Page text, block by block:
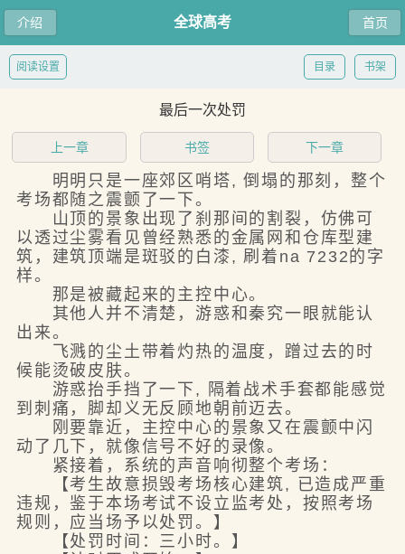
介绍 首页
全球高考
书架
目录
阅读设置
最后一次处罚
上一章 书签 下一章
明明只是一座郊区哨塔, 倒塌的那刻，整个
考场都随之震颤了一下。
山顶的景象出现了刹那间的割裂，仿佛可
以透过尘雾看见曾经熟悉的金属网和仓库型建
筑，建筑顶端是斑驳的白漆, 刷着na 7232的字
样。
那是被藏起来的主控中心。
其他人并不清楚，游惑和秦究一眼就能认
出来。
飞溅的尘土带着灼热的温度，蹭过去的时
候能烫破皮肤。
游惑抬手挡了一下, 隔着战术手套都能感觉
到刺痛，脚却义无反顾地朝前迈去。
刚要靠近，主控中心的景象又在震颤中闪
动了几下，就像信号不好的录像。
紧接着，系统的声音响彻整个考场：
【考生故意损毁考场核心建筑, 已造成严重
违规，鉴于本场考试不设立监考处，按照考场
规则，应当场予以处罚。】
【处罚时间：三小时。】